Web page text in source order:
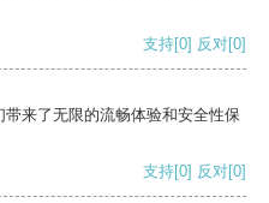
支持[0] 反对[0]
来了无限的流畅体验和安全性保
支持[0] 反对[0]